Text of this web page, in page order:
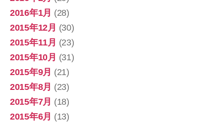
2016年1月 (28)
2015年12月 (30)
2015年11月 (23)
2015年10月 (31)
2015年9月 (21)
2015年8月 (23)
2015年7月 (18)
2015年6月 (13)